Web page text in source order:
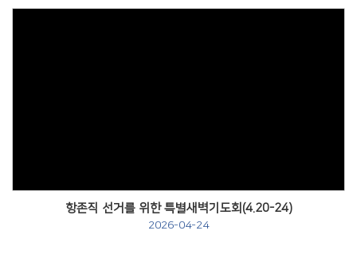
항존직 선거를 위한 특별새벽기도회(4.20-24)
2026-04-24